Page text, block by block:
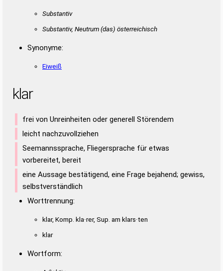
Substantiv
Substantiv, Neutrum(das) österreichisch
Synonyme:
Eiweiß
klar
frei von Unreinheiten oder generell Störendem
leicht nachzuvollziehen
Seemannssprache, Fliegersprache für etwas
vorbereitet, bereit
eine Aussage bestätigend, eine Frage bejahend; gewiss,
selbstverständlich
Worttrennung:
klar, Komp. kla·rer, Sup. am klars·ten
klar
Wortform: